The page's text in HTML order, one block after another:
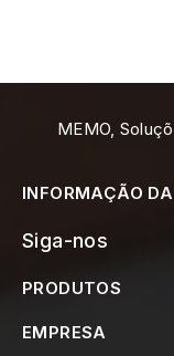
MEMO,
INFORMAÇÃO
Siga-nos
PRODUTOS
EMPRESA